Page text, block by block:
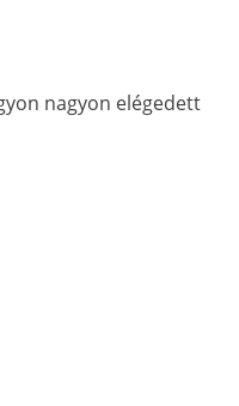
nagyon elégedett